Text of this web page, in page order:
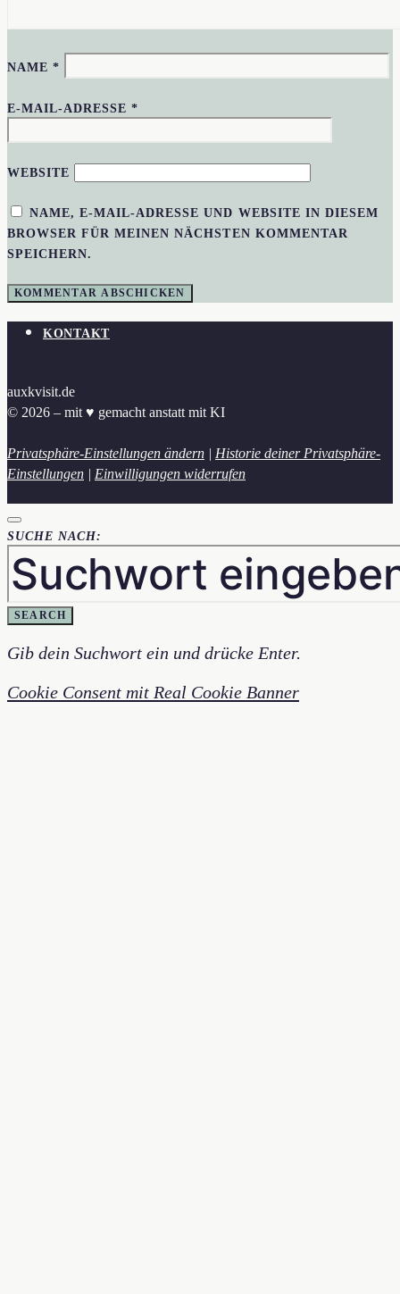
NAME*
E-MAIL-ADRESSE*
WEBSITE
NAME, E-MAIL-ADRESSE UND WEBSITE IN DIESEM
BROWSER FÜR MEINEN NÄCHSTEN KOMMENTAR
SPEICHERN.
KONTAKT
auxkvisit.de
© 2026 – mit ♥︎ gemacht anstatt mit KI
Privatsphäre-Einstellungen ändern | Historie deiner Privatsphäre-
Einstellungen | Einwilligungen widerrufen
SUCHE NACH:
SEARCH
Gib dein Suchwort ein und drücke Enter.
Cookie Consent mit Real Cookie Banner